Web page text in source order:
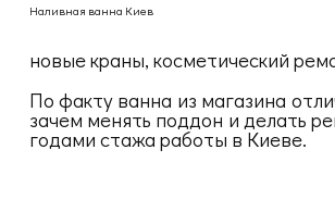
Наливная ванна Киев
новые краны, косметический
По факту ванна из магазина
зачем менять поддон и делать
годами стажа работы в Киеве.